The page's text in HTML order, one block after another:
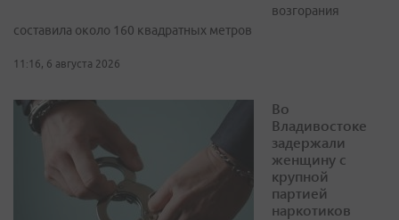
возгорания
составила около 160 квадратных метров
11:16, 6 августа 2026
Во
Владивостоке
задержали
женщину с
крупной
партией
наркотиков